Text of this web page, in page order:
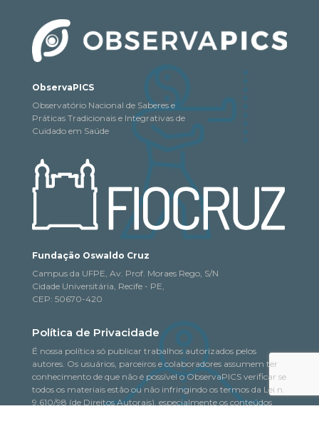
ObservaPICS
Observatório Nacional de Saberes e
Práticas Tradicionais e Integrativas de
Cuidado em Saúde
Fundação Oswaldo Cruz
Campus da UFPE, Av. Prof. Moraes Rego, S/N
Cidade Universitária, Recife - PE,
CEP: 50670-420
Política de Privacidade
É nossa política só publicar trabalhos autorizados pelos
autores. Os usuários, parceiros e colaboradores assumem ter
conhecimento de que não é possível o ObservaPICS verificar se
todos os materiais estão ou não infringindo os termos da Lei n.
9.610/98 (de Direitos Autorais), especialmente os conteúdos